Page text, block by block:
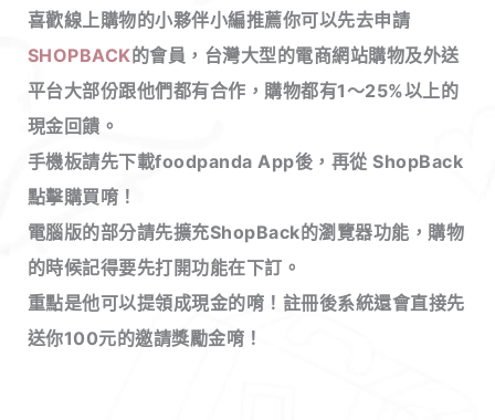
喜歡線上購物的小夥伴小編推薦你可以先去申請
SHOPBACK的會員，台灣大型的電商網站購物及外送
平台大部份跟他們都有合作，購物都有1～25%以上的
現金回饋 。
手機板請先下載foodpanda App後，再從 ShopBack
點擊購買唷！
電腦版的部分請先擴充ShopBack的瀏覽器功能，購物
的時候記得要先打開功能在下訂。
重點是他可以提領成現金的唷！註冊後系統還會直接先
送你100元的邀請獎勵金唷！